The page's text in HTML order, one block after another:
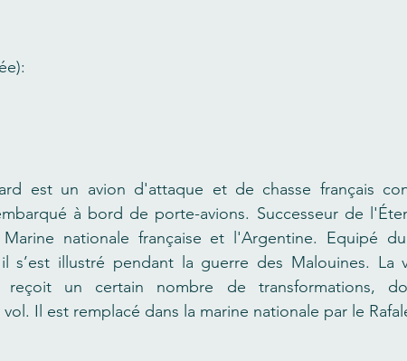
est un avion d'attaque et de chasse français
à bord de porte-avions. Successeur de
nationale française et l'Argentine. Equipé
s’est illustré pendant la guerre des Malouines. La
reçoit un certain nombre de transformations,
Il est remplacé dans la marine nationale par le